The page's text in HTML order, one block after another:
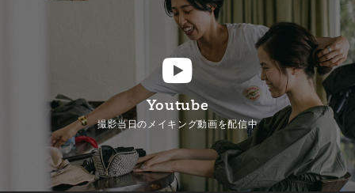
Youtube
撮影当日のメイキング動画を配信中